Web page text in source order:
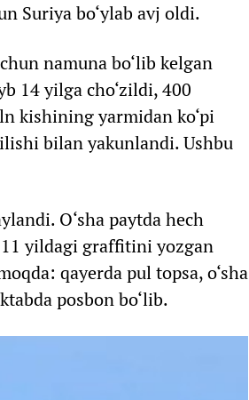
Suriya bo‘ylab avj oldi.
namuna bo‘lib kelgan
14 yilga cho‘zildi, 400
kishining yarmidan ko‘pi
bilan yakunlandi. Ushbu
O‘sha paytda hech
yildagi graffitini yozgan
qayerda pul topsa, o‘sha
posbon bo‘lib.